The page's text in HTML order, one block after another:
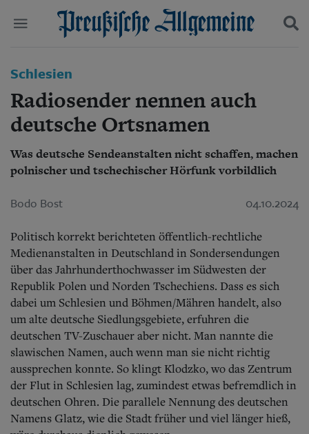
Start
Wer wir sind
Aktuelle Ausgabe
Abonnenten-Login
Abonnent werden
Abo Prämien
Archiv
Mediadaten
Wirtschaft
Panorama
Gesellschaft
Leben
Geschichte
Ostpreußen
Danzig und Westpreußen
Bücher
Kontakt
Impressum
Suchen und finden
Schlesien
Radiosender nennen auch
deutsche Ortsnamen
Was deutsche Sendeanstalten nicht schaffen, machen
polnischer und tschechischer Hörfunk vorbildlich
Bodo Bost 04.10.2024
Politisch korrekt berichteten öffentlich-rechtliche
Medienanstalten in Deutschland in Sondersendungen
über das Jahrhunderthochwasser im Südwesten der
Republik Polen und Norden Tschechiens. Dass es sich
dabei um Schlesien und Böhmen/Mähren handelt, also
um alte deutsche Siedlungsgebiete, erfuhren die
deutschen TV-Zuschauer aber nicht. Man nannte die
slawischen Namen, auch wenn man sie nicht richtig
aussprechen konnte. So klingt Klodzko, wo das Zentrum
der Flut in Schlesien lag, zumindest etwas befremdlich in
deutschen Ohren. Die parallele Nennung des deutschen
Namens Glatz, wie die Stadt früher und viel länger hieß,